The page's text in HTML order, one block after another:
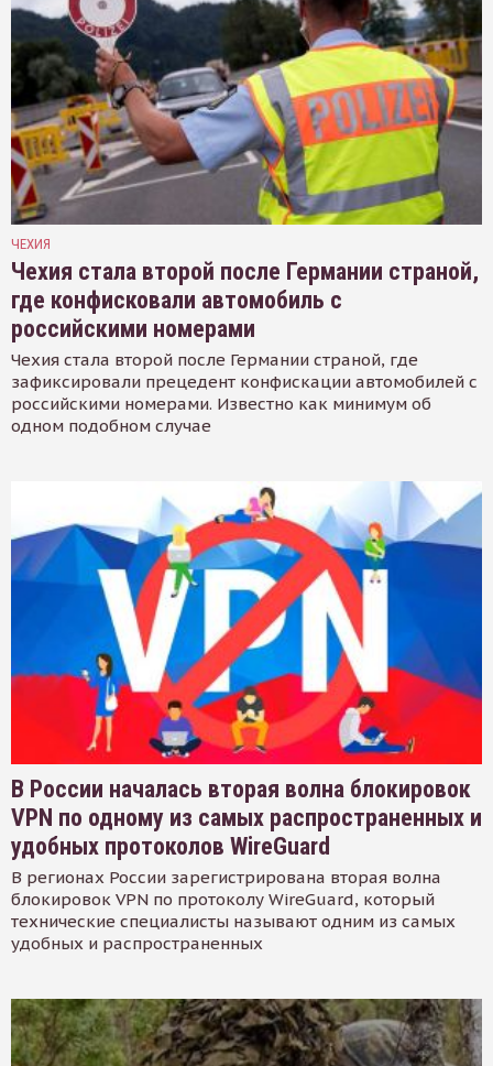
ЧЕХИЯ
Чехия стала второй после Германии страной,
где конфисковали автомобиль с
российскими номерами
Чехия стала второй после Германии страной, где
зафиксировали прецедент конфискации автомобилей с
российскими номерами. Известно как минимум об
одном подобном случае
В России началась вторая волна блокировок
VPN по одному из самых распространенных и
удобных протоколов WireGuard
В регионах России зарегистрирована вторая волна
блокировок VPN по протоколу WireGuard, который
технические специалисты называют одним из самых
удобных и распространенных